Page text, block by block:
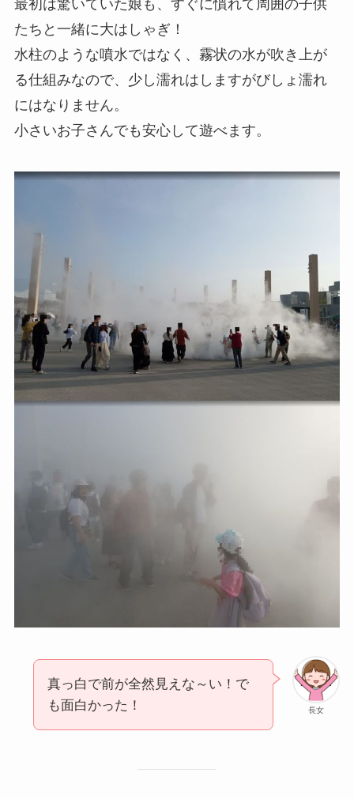
最初は驚いていた娘も、すぐに慣れて周囲の子供
たちと一緒に大はしゃぎ！
水柱のような噴水ではなく、霧状の水が吹き上が
る仕組みなので、少し濡れはしますがびしょ濡れ
にはなりません。
小さいお子さんでも安心して遊べます。
長女
真っ白で前が全然見えな～い！で
も面白かった！